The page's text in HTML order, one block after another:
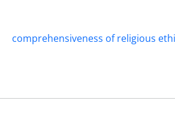
comprehensiveness of religious